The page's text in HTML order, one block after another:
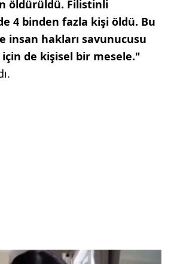
öldürüldü. Filistinli
4 binden fazla kişi öldü. Bu
insan hakları savunucusu
de kişisel bir mesele."